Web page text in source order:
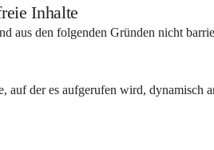
Inhalte
aus den folgenden Gründen nicht
auf der es aufgerufen wird, dynamisch